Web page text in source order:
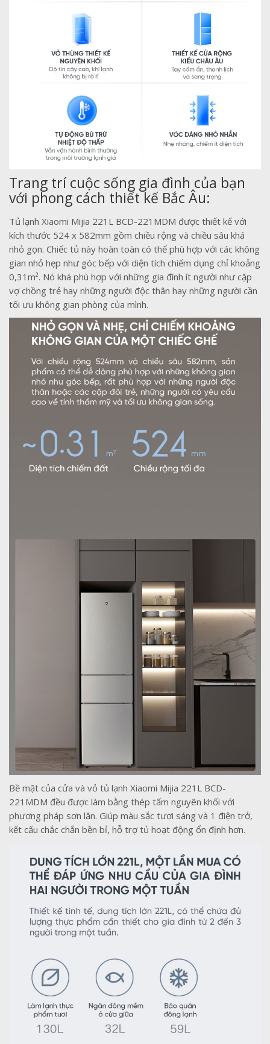
Trang trí cuộc sống gia đình của bạn
với phong cách thiết kế Bắc Âu:
Tủ lạnh Xiaomi Mijia 221L BCD-221MDM được thiết kế với
kích thước 524 x 582mm gồm chiều rộng và chiều sâu khá
nhỏ gọn. Chiếc tủ này hoàn toàn có thể phù hợp với các không
gian nhỏ hẹp như góc bếp với diện tích chiếm dụng chỉ khoảng
0,31m². Nó khá phù hợp với những gia đình ít người như cặp
vợ chồng trẻ hay những người độc thân hay những người cần
tối ưu không gian phòng của mình.
Bề mặt của cửa và vỏ tủ lạnh Xiaomi Mijia 221L BCD-
221MDM đều được làm bằng thép tấm nguyên khối với
phương pháp sơn lăn. Giúp màu sắc tươi sáng và 1 điện trở,
kết cấu chắc chắn bền bỉ, hỗ trợ tủ hoạt động ổn định hơn.